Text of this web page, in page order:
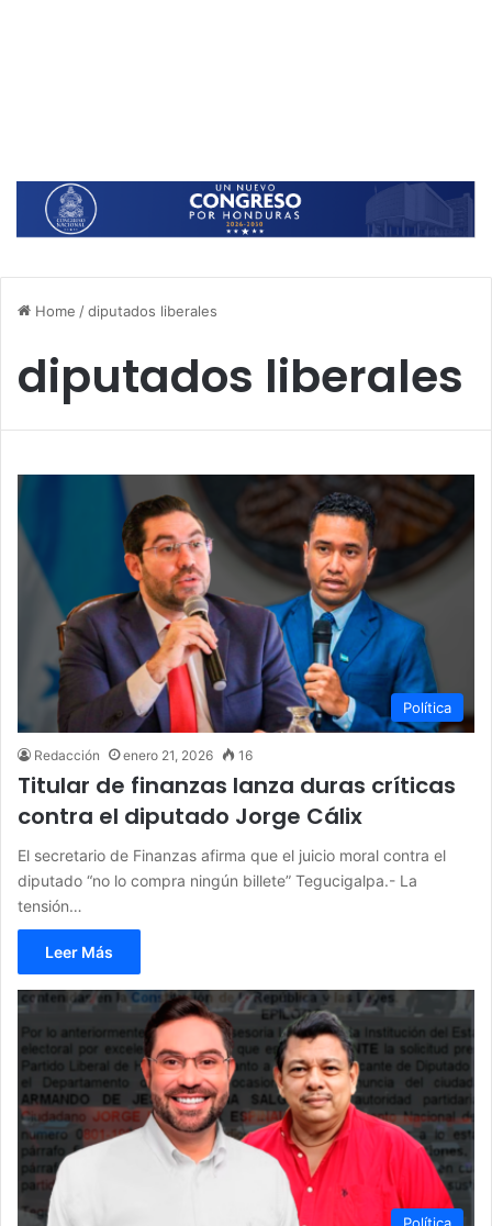
Home /diputados liberales
diputados liberales
Política
Redacción enero 21, 2026 16
Titular de finanzas lanza duras críticas
contra el diputado Jorge Cálix
El secretario de Finanzas afirma que el juicio moral contra el
diputado “no lo compra ningún billete” Tegucigalpa.- La
tensión…
Leer Más
Política